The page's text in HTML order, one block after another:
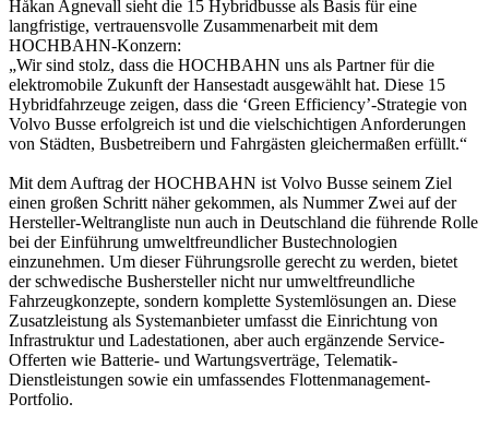
Håkan Agnevall sieht die 15 Hybridbusse als Basis für eine
langfristige, vertrauensvolle Zusammenarbeit mit dem
HOCHBAHN-Konzern:
„Wir sind stolz, dass die HOCHBAHN uns als Partner für die
elektromobile Zukunft der Hansestadt ausgewählt hat. Diese 15
Hybridfahrzeuge zeigen, dass die ‘Green Efficiency’-Strategie von
Volvo Busse erfolgreich ist und die vielschichtigen Anforderungen
von Städten, Busbetreibern und Fahrgästen gleichermaßen erfüllt.“
Mit dem Auftrag der HOCHBAHN ist Volvo Busse seinem Ziel
einen großen Schritt näher gekommen, als Nummer Zwei auf der
Hersteller-Weltrangliste nun auch in Deutschland die führende Rolle
bei der Einführung umweltfreundlicher Bustechnologien
einzunehmen. Um dieser Führungsrolle gerecht zu werden, bietet
der schwedische Bushersteller nicht nur umweltfreundliche
Fahrzeugkonzepte, sondern komplette Systemlösungen an. Diese
Zusatzleistung als Systemanbieter umfasst die Einrichtung von
Infrastruktur und Ladestationen, aber auch ergänzende Service-
Offerten wie Batterie- und Wartungsverträge, Telematik-
Dienstleistungen sowie ein umfassendes Flottenmanagement-
Portfolio.